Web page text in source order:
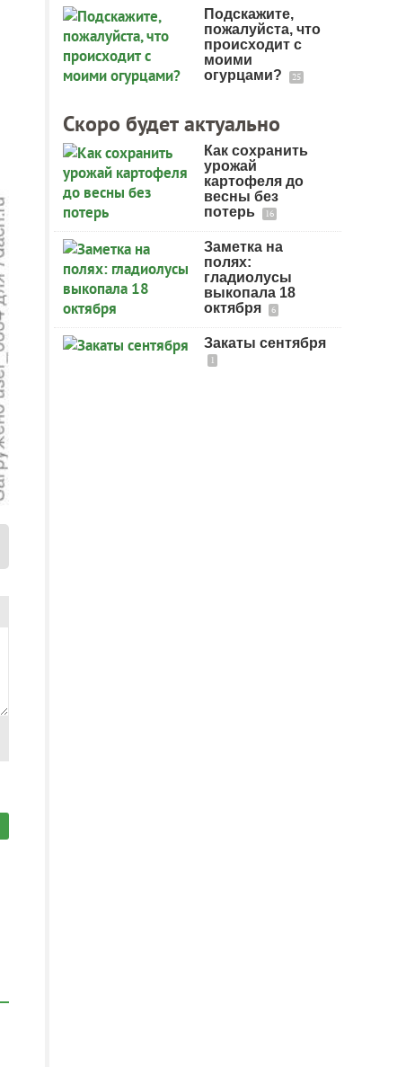
Подскажите,
пожалуйста, что
происходит с
моими
огурцами?
25
Скоро будет актуально
Как сохранить
урожай
картофеля до
весны без
потерь
16
Заметка на
полях:
гладиолусы
выкопала 18
октября
6
Закаты сентября
1